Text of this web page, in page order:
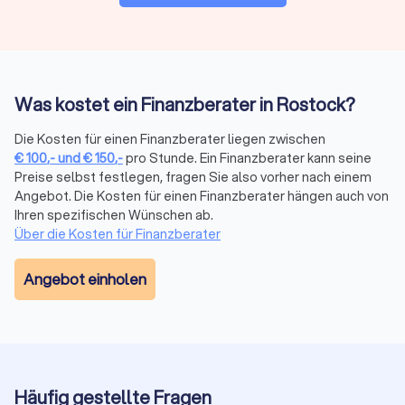
Finanzberatung in Rostock: Versicherungen,
Die komplexe Welt der Finanzen wird mit dem richtigen
Finanzberater an Ihrer Seite zu einem Segen für Ihr
Vermögen. Seriosität, Zuverlässigkeit, Fachkenntnisse zu
Besonderheiten und sich ändernde Vorgaben in der Branche
sind daher die maßgeblichen Aspekte, die Sie bei der Wahl
der passenden Finanzberatung in Rostock berücksichtigen
sollten. Mit transparenten Informationen zum
Leistungsportfolio, persönlicher Vorstellung und echten
Bewertungen zur Kundenzufriedenheit bei Trustlocal
Wann lohnt sich ein Finanzberater?
Was kostet ein Finanzberater in Rostock?
Die Kosten für einen Finanzberater liegen zwischen
€100,-und€150,-pro Stunde. Ein Finanzberater kann seine
Preise selbst festlegen, fragen Sie also vorher nach einem
Angebot. Die Kosten für einen Finanzberater hängen auch von
Ihren spezifischen Wünschen ab.
Über die Kosten für Finanzberater
Angebot einholen
Häufig gestellte Fragen